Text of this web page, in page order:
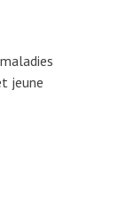
jeune